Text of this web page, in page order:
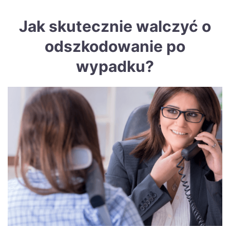
Jak skutecznie walczyć o
odszkodowanie po
wypadku?